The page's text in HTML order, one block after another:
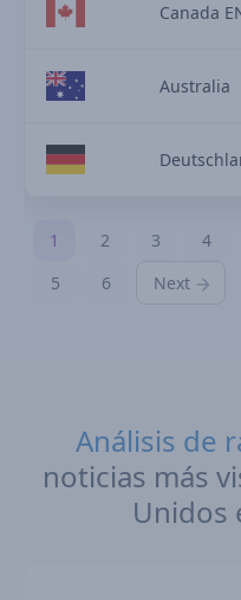
Canada EN
Australia
1 2 3
4
5
6 Next
Análisis de
noticias más
Unidos